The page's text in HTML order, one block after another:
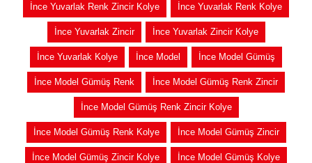
İnce Yuvarlak Renk Zincir Kolye İnce Yuvarlak Renk Kolye
İnce Yuvarlak Zincir İnce Yuvarlak Zincir Kolye
İnce Yuvarlak Kolye İnce Model İnce Model Gümüş
İnce Model Gümüş Renk İnce Model Gümüş Renk Zincir
İnce Model Gümüş Renk Zincir Kolye
İnce Model Gümüş Renk Kolye İnce Model Gümüş Zincir
İnce Model Gümüş Zincir Kolye İnce Model Gümüş Kolye